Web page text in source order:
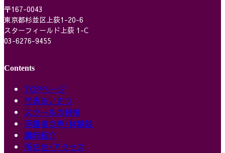
〒167-0043
東京都杉並区上荻1-20-6
スターフィールド上荻 1-C
03-6276-9455
Contents
TOPページ
代表あいさつ
スクールの特徴
保護者の声/体験談
講師紹介
所在地/アクセス